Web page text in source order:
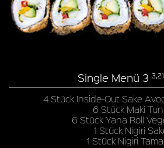
Single Menü 3
4 Stück Inside-Out Sake
6 Stück Maki
6 Stück Yana Roll
1 Stück Nigiri
1 Stück Nigiri